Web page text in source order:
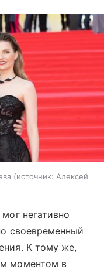
источник: Алексей
негативно
своевременный
К тому же,
моментом в